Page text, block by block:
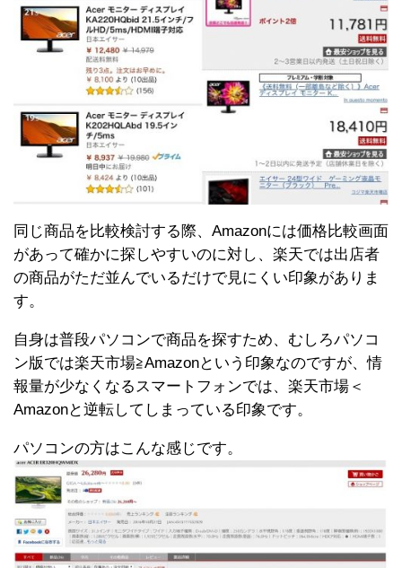
同じ商品を比較検討する際、Amazonには価格比較画面
があって確かに探しやすいのに対し、楽天では出店者
の商品がただ並んでいるだけで見にくい印象がありま
す。
自身は普段パソコンで商品を探すため、むしろパソコ
ン版では楽天市場≧Amazonという印象なのですが、情
報量が少なくなるスマートフォンでは、楽天市場＜
Amazonと逆転してしまっている印象です。
パソコンの方はこんな感じです。